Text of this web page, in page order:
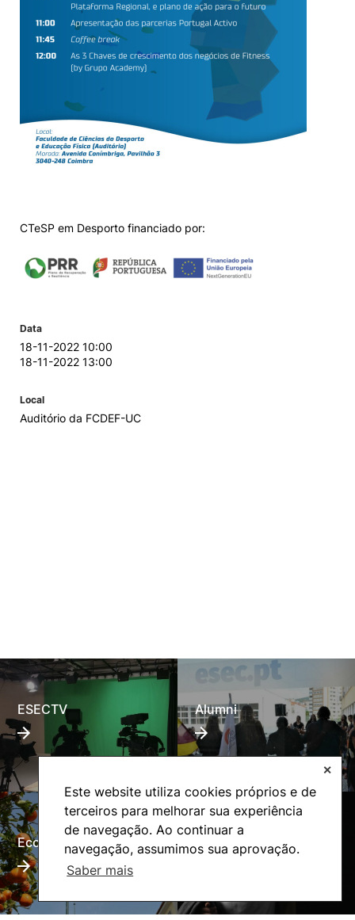
Este website utiliza cookies próprios e de
terceiros para melhorar sua experiência
de navegação. Ao continuar a
navegação, assumimos sua aprovação.
Saber mais
✕
CTeSP em Desporto financiado por:
Data
18-11-2022 10:00
18-11-2022 13:00
Local
Auditório da FCDEF-UC
ESECTV Alumni
Eco-Escola Internacional